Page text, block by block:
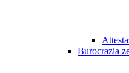
Burocrazia